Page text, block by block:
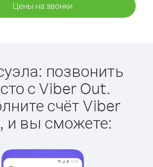
Цены на звонки
позвонить
с Viber Out.
счёт Viber
и вы сможете: